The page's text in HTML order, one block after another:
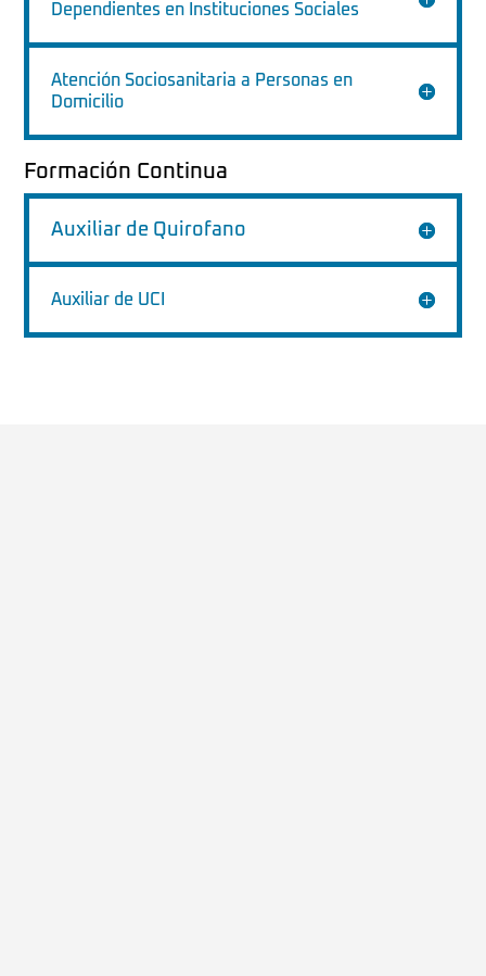
Dependientes en Instituciones Sociales
Atención Sociosanitaria a Personas en
Domicilio
Formación Continua
Auxiliar de Quirofano
Auxiliar de UCI